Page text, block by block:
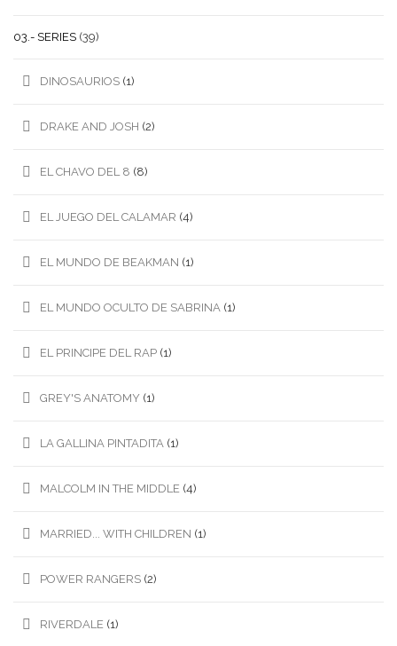
03.- SERIES (39)
DINOSAURIOS (1)
DRAKE AND JOSH (2)
EL CHAVO DEL 8 (8)
EL JUEGO DEL CALAMAR (4)
EL MUNDO DE BEAKMAN (1)
EL MUNDO OCULTO DE SABRINA (1)
EL PRINCIPE DEL RAP (1)
GREY'S ANATOMY (1)
LA GALLINA PINTADITA (1)
MALCOLM IN THE MIDDLE (4)
MARRIED... WITH CHILDREN (1)
POWER RANGERS (2)
RIVERDALE (1)